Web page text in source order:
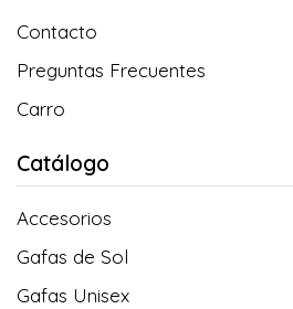
Contacto
Preguntas Frecuentes
Carro
Catálogo
Accesorios
Gafas de Sol
Gafas Unisex